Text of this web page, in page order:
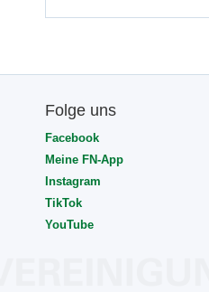
Folge uns
Facebook
Meine FN-App
Instagram
TikTok
YouTube